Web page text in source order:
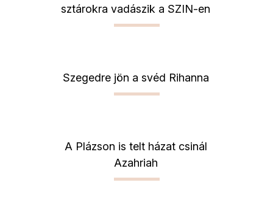
sztárokra vadászik a SZIN-en
Szegedre jön a svéd Rihanna
A Plázson is telt házat csinál
Azahriah